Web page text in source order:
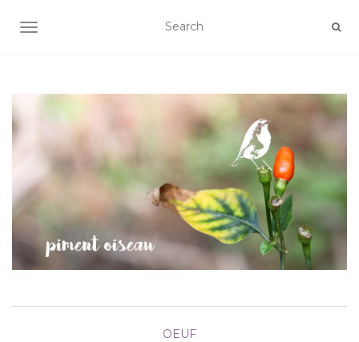
AFFICHER/MASQUER LA NAVIGATION
OEUF